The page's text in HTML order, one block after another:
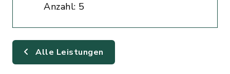
Anzahl: 5
Alle Leistungen